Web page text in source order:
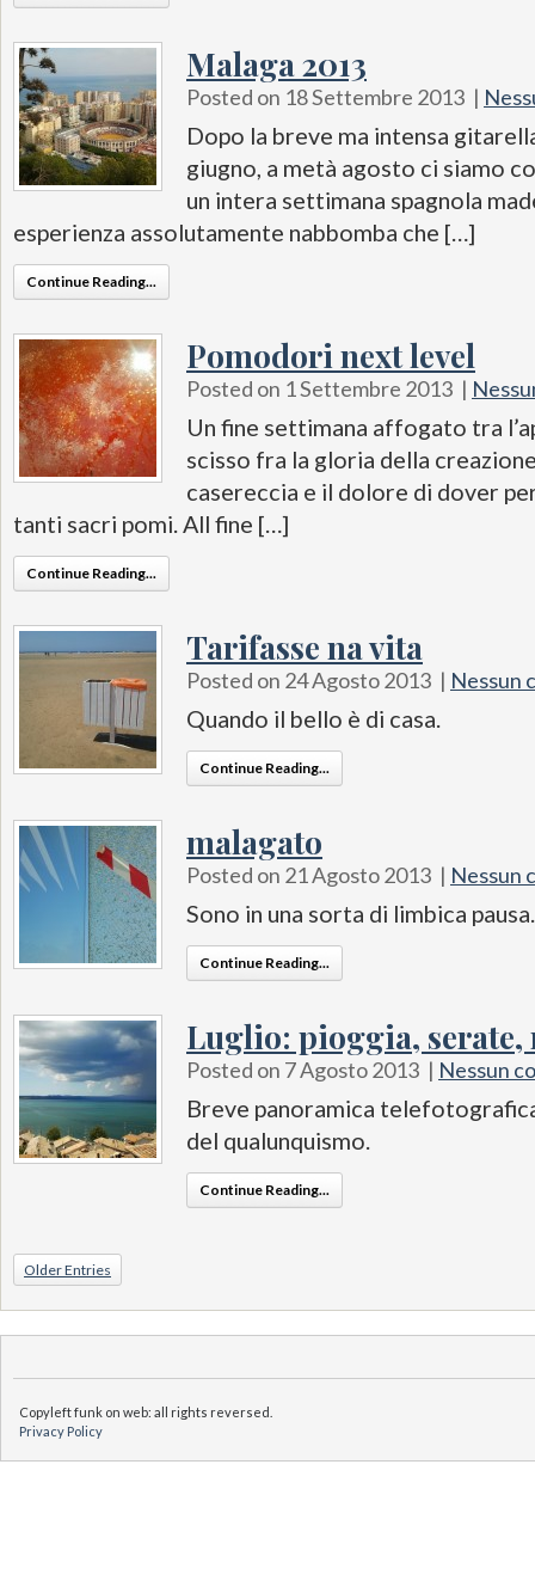
Malaga 2013
Posted on 18 Settembre 2013 |
Dopo la breve ma intensa
giugno, a metà agosto ci siamo
un intera settimana spagnola
esperienza assolutamente nabbomba che […]
Continue Reading...
Pomodori next level
Posted on 1 Settembre 2013 |
Un fine settimana affogato tra
scisso fra la gloria della
casereccia e il dolore di dover
tanti sacri pomi. All fine […]
Continue Reading...
Tarifasse na vita
Posted on 24 Agosto 2013 | Nessun
Quando il bello è di casa.
Continue Reading...
malagato
Posted on 21 Agosto 2013 | Nessun
Sono in una sorta di limbica
Continue Reading...
Luglio: pioggia, serate,
Posted on 7 Agosto 2013 | Nessun
Breve panoramica
del qualunquismo.
Continue Reading...
Older Entries
Copyleft funk on web: all rights reversed.
Privacy Policy